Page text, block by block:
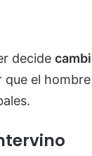
decide
que el